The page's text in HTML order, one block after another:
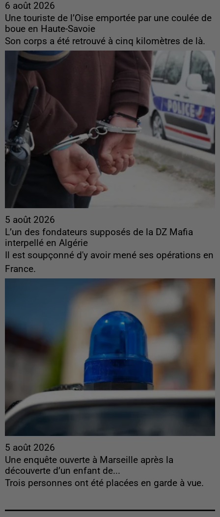
6 août 2026
Une touriste de l’Oise emportée par une coulée de
boue en Haute-Savoie
Son corps a été retrouvé à cinq kilomètres de là.
5 août 2026
L’un des fondateurs supposés de la DZ Mafia
interpellé en Algérie
Il est soupçonné d'y avoir mené ses opérations en
France.
5 août 2026
Une enquête ouverte à Marseille après la
découverte d’un enfant de...
Trois personnes ont été placées en garde à vue.